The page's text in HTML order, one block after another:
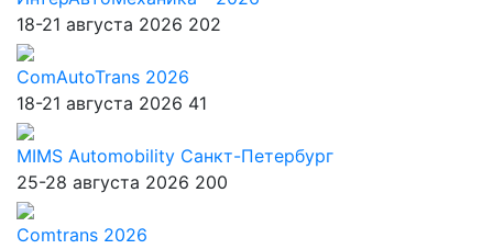
18-21 августа 2026 202
ComAutoTrans 2026
18-21 августа 2026 41
MIMS Automobility Санкт-Петербург
25-28 августа 2026 200
Comtrans 2026